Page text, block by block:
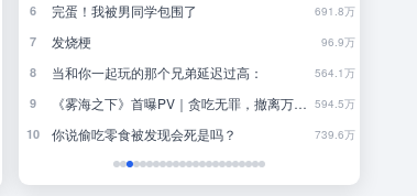
6 完蛋！我被男同学包围了 691.8万
7 发烧梗 96.9万
8 当和你一起玩的那个兄弟延迟过高： 564.1万
9 《雾海之下》首曝PV｜贪吃无罪，撤离万岁！ 594.5万
10 你说偷吃零食被发现会死是吗？ 739.6万